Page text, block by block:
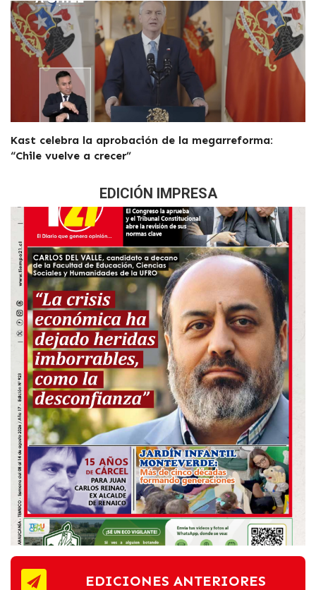
Kast celebra la aprobación de la megarreforma:
“Chile vuelve a crecer”
EDICIÓN IMPRESA
EDICIONES ANTERIORES